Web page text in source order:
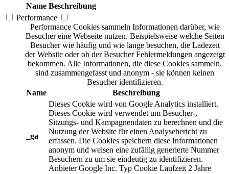
Name Beschreibung
Performance
Performance Cookies sammeln Informationen darüber, wie
Besucher eine Webseite nutzen. Beispielsweise welche Seiten
Besucher wie häufig und wie lange besuchen, die Ladezeit
der Website oder ob der Besucher Fehlermeldungen angezeigt
bekommen. Alle Informationen, die diese Cookies sammeln,
sind zusammengefasst und anonym - sie können keinen
Besucher identifizieren.
Name
Beschreibung
_ga
Dieses Cookie wird von Google Analytics installiert.
Dieses Cookie wird verwendet um Besucher-,
Sitzungs- und Kampagnendaten zu berechnen und die
Nutzung der Website für einen Analysebericht zu
erfassen. Die Cookies speichern diese Informationen
anonym und weisen eine zufällig generierte Nummer
Besuchern zu um sie eindeutig zu identifizieren.
Anbieter Google Inc. Typ Cookie Laufzeit 2 Jahre